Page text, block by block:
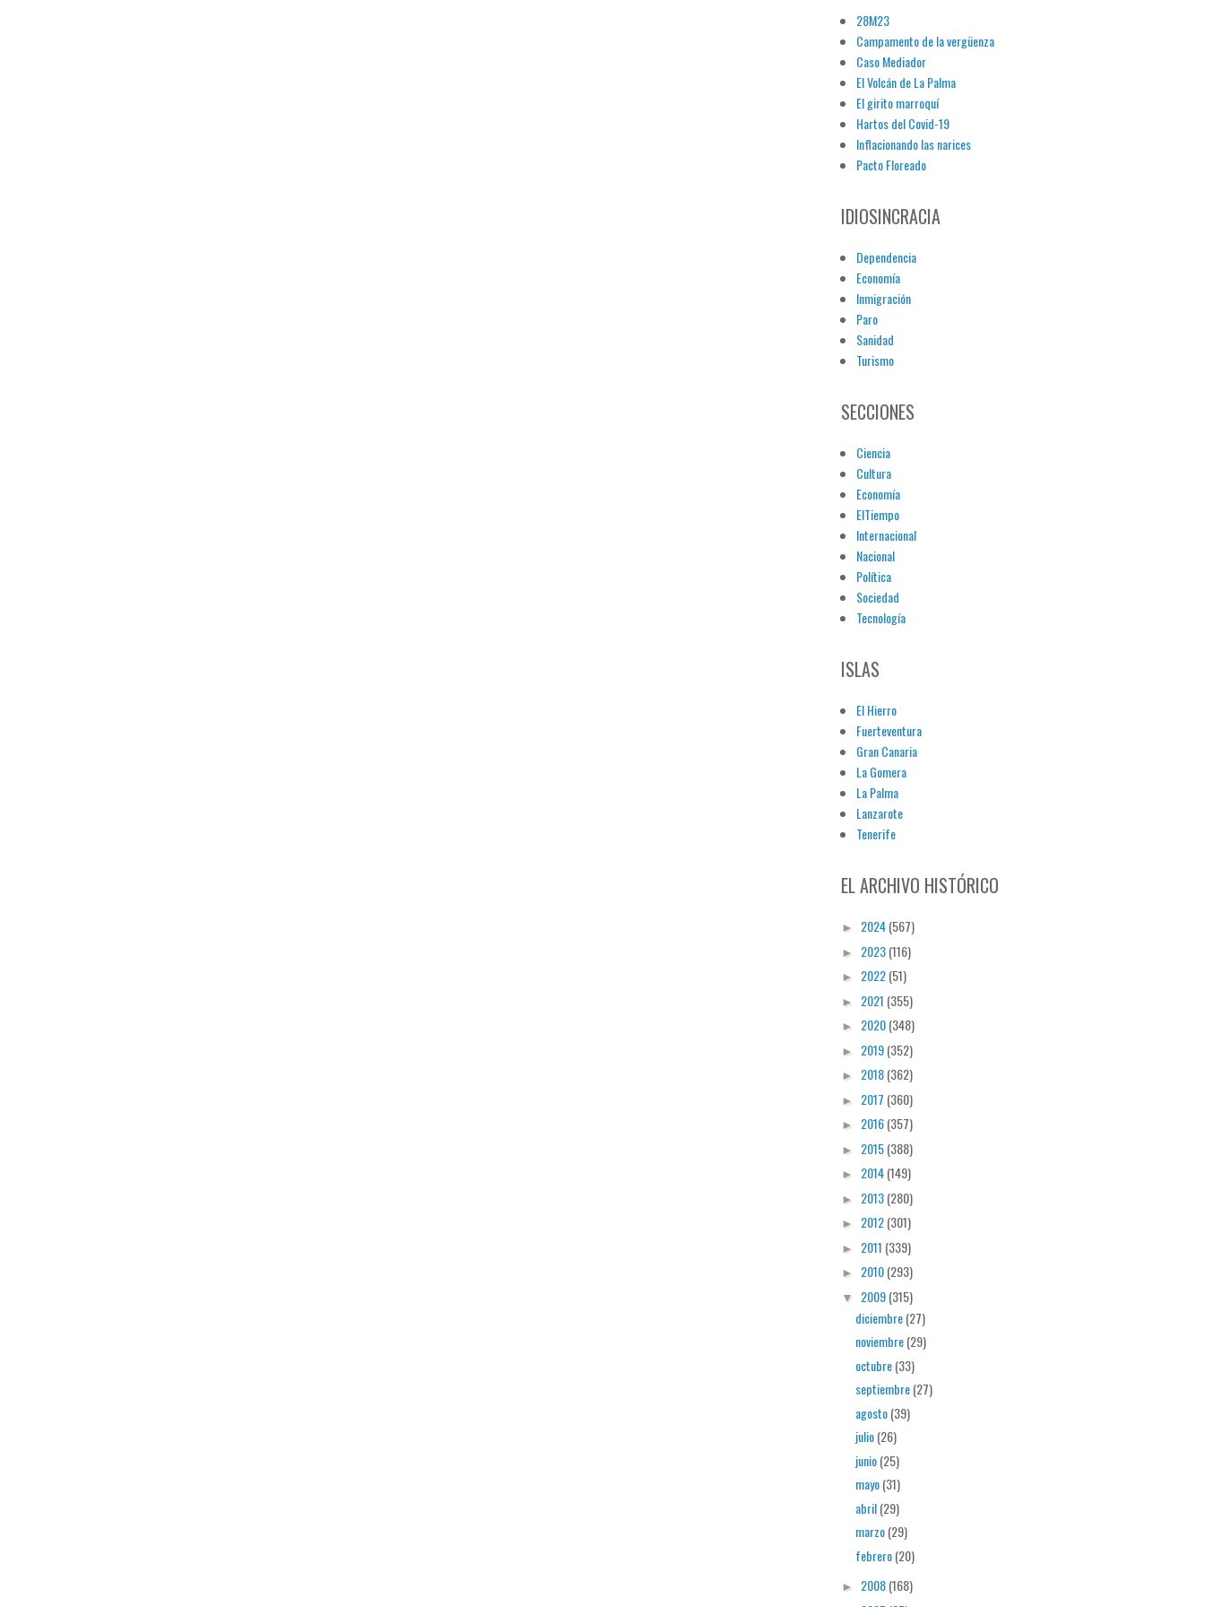
28M23
Campamento de la vergüenza
Caso Mediador
El Volcán de La Palma
El girito marroquí
Hartos del Covid-19
Inflacionando las narices
Pacto Floreado
IDIOSINCRACIA
Dependencia
Economía
Inmigración
Paro
Sanidad
Turismo
SECCIONES
Ciencia
Cultura
Economía
ElTiempo
Internacional
Nacional
Política
Sociedad
Tecnología
ISLAS
El Hierro
Fuerteventura
Gran Canaria
La Gomera
La Palma
Lanzarote
Tenerife
EL ARCHIVO HISTÓRICO
► 2024(567)
► 2023(116)
► 2022(51)
► 2021 (355)
► 2020(348)
► 2019(352)
► 2018(362)
► 2017 (360)
► 2016(357)
► 2015(388)
► 2014(149)
► 2013(280)
► 2012(301)
► 2011 (339)
► 2010(293)
▼ 2009(315)
diciembre(27)
noviembre(29)
octubre(33)
septiembre(27)
agosto(39)
julio(26)
junio(25)
mayo(31)
abril(29)
marzo(29)
febrero(20)
► 2008(168)